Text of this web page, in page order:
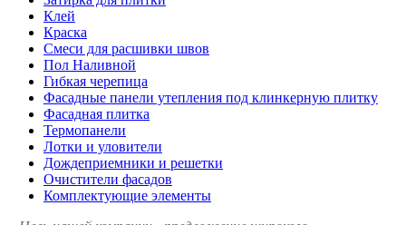
Клей
Краска
Смеси для расшивки швов
Пол Наливной
Гибкая черепица
Фасадные панели утепления под клинкерную плитку
Фасадная плитка
Термопанели
Лотки и уловители
Дождеприемники и решетки
Очистители фасадов
Комплектующие элементы